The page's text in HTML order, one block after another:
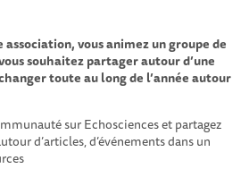
association, vous animez un groupe de
souhaitez partager autour d’une
toute au long de l’année autour
sur Echosciences et partagez
d’articles, d’événements dans un